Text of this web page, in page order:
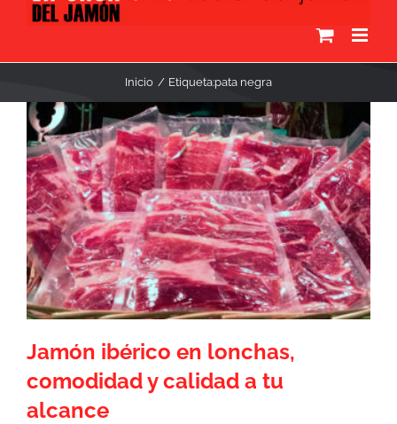
Inicio Etiqueta:pata negra
Jamón ibérico en lonchas,
comodidad y calidad a tu
alcance